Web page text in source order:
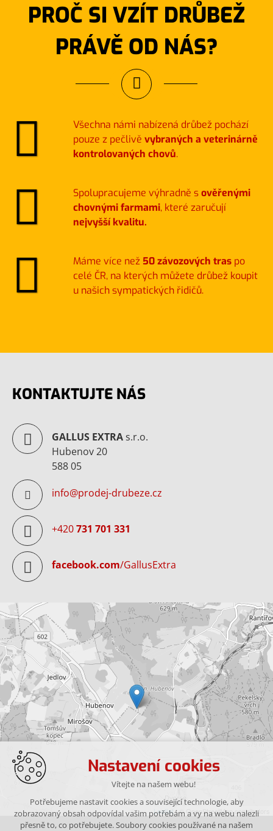
PROČ SI VZÍT DRŮBEŽ
PRÁVĚ OD NÁS?
Všechna námi nabízená drůbež pochází
pouze z pečlivě vybraných a veterinárně
kontrolovaných chovů.
Spolupracujeme výhradně sověřenými
chovnými farmami, které zaručují
nejvyšší kvalitu.
Máme více než 50 závozových tras po
celé ČR, na kterých můžete drůbež koupit
u našich sympatických řidičů.
KONTAKTUJTE NÁS
GALLUS EXTRAs.r.o.
Hubenov 20
588 05
info@prodej-drubeze.cz
+420731 701 331
facebook.com/GallusExtra
Leaflet| © OpenStreetMap contributors
Nastavení cookies
Vítejte na našem webu!
Potřebujeme nastavit cookies a související technologie, aby
zobrazovaný obsah odpovídal vašim potřebám a vy na webu nalezli
přesně to, co potřebujete. Soubory cookies používané na našem